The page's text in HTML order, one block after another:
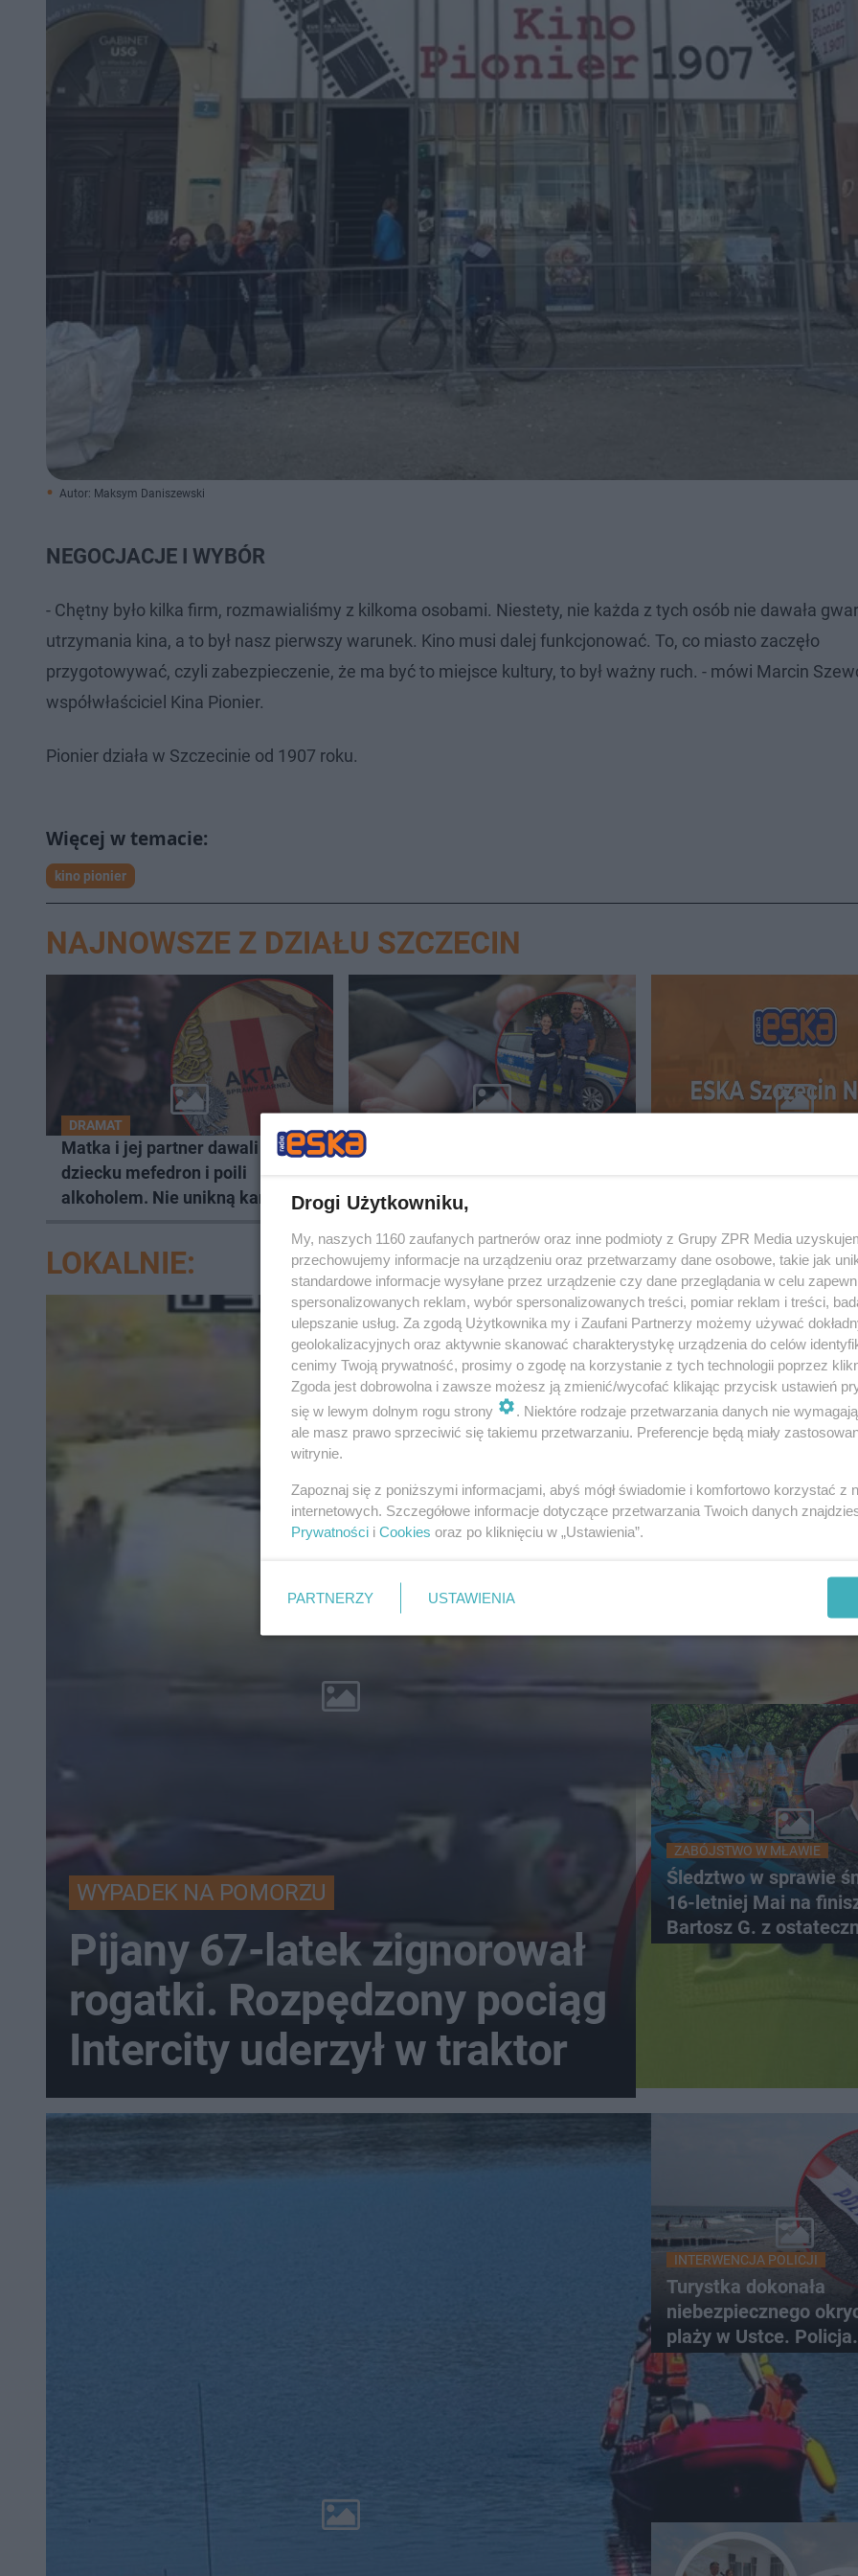
Autor: Maksym Daniszewski
NEGOCJACJE I WYBÓR
- Chętny było kilka firm, rozmawialiśmy z kilkoma osobami. Niestety, nie każda z tych osób nie dawała
utrzymania kina, a to był nasz pierwszy warunek. Kino musi dalej funkcjonować. To, co miasto zaczęło
przygotowywać, czyli zabezpieczenie, że ma być to miejsce kultury, to był ważny ruch. - mówi Marcin
współwłaściciel Kina Pionier.
Pionier działa w Szczecinie od 1907 roku.
kino pionier
NAJNOWSZE Z DZIAŁU SZCZECIN
DRAMAT
Matka i jej partner dawali
dziecku mefedron i poili
alkoholem. Nie unikną kary
Niemowlę uwięzione w
Policjanci musieli działać
LOKALNIE:
13
WYPADEK NA POMORZU
Pijany 67-latek zignorował
rogatki. Rozpędzony pociąg
Intercity uderzył w traktor
NIEBEZPIECZNA POGODA
Ogromny grad
auta na Mazurach!
ZABÓJSTWO W MŁAWIE
Śledztwo w sprawie
16-letniej Mai na
Bartosz G. z
zarzutami
INTERWENCJA POLICJI
Turystka dokonała
niebezpiecznego
plaży w Ustce. Policja
musiała zamknąć
wybrzeża
Drogi Użytkowniku,
My, naszych 1160 zaufanych partnerów oraz inne podmioty z Grupy ZPR Media
przechowujemy informacje na urządzeniu oraz przetwarzamy dane osobowe, takie jak
standardowe informacje wysyłane przez urządzenie czy dane przeglądania w celu
spersonalizowanych reklam, wybór spersonalizowanych treści, pomiar reklam i treści,
ulepszanie usług. Za zgodą Użytkownika my i Zaufani Partnerzy możemy używać
geolokalizacyjnych oraz aktywnie skanować charakterystykę urządzenia do celów
cenimy Twoją prywatność, prosimy o zgodę na korzystanie z tych technologii poprzez
Zgoda jest dobrowolna i zawsze możesz ją zmienić/wycofać klikając przycisk ustawień
się w lewym dolnym rogu strony
. Niektóre rodzaje przetwarzania danych nie
ale masz prawo sprzeciwić się takiemu przetwarzaniu. Preferencje będą miały
witrynie.
Zapoznaj się z poniższymi informacjami, abyś mógł świadomie i komfortowo korzystać z
internetowych. Szczegółowe informacje dotyczące przetwarzania Twoich danych
Prywatności i Cookies oraz po kliknięciu w „Ustawienia”.
PARTNERZY USTAWIENIA